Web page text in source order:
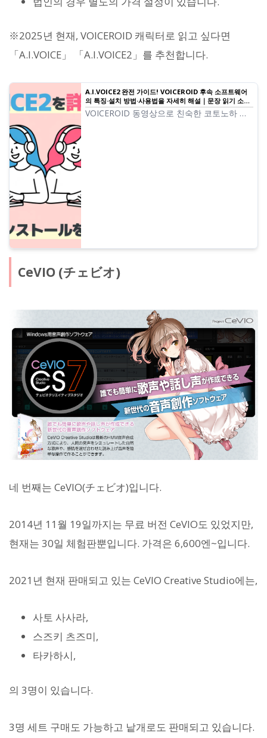
※2025년 현재, VOICEROID 캐릭터로 읽고 싶다면
「A.I.VOICE」 「A.I.VOICE2」를 추천합니다.
A.I.VOICE2 완전 가이드! VOICEROID 후속 소프트웨어
의 특징·설치 방법·사용법을 자세히 해설｜문장 읽기 소프
트웨어 Ondoku
VOICEROID 동영상으로 친숙한 코토노하 아
CeVIO (チェビオ)
네 번째는 CeVIO(チェビオ)입니다.
2014년 11월 19일까지는 무료 버전 CeVIO도 있었지만,
현재는 30일 체험판뿐입니다. 가격은 6,600엔~입니다.
2021년 현재 판매되고 있는 CeVIO Creative Studio에는,
사토 사사라,
스즈키 츠즈미,
타카하시,
의 3명이 있습니다.
3명 세트 구매도 가능하고 낱개로도 판매되고 있습니다.